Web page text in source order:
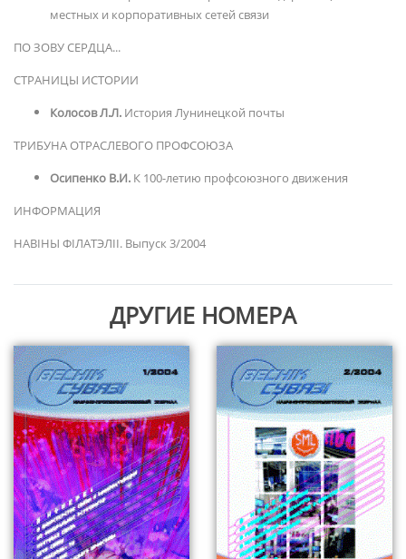
местных и корпоративных сетей связи
ПО ЗОВУ СЕРДЦА...
СТРАНИЦЫ ИСТОРИИ
Колосов Л.Л. История Лунинецкой почты
ТРИБУНА ОТРАСЛЕВОГО ПРОФСОЮЗА
Осипенко В.И. К 100-летию профсоюзного движения
ИНФОРМАЦИЯ
НАВІНЫ ФІЛАТЭЛІІ. Выпуск 3/2004
ДРУГИЕ НОМЕРА